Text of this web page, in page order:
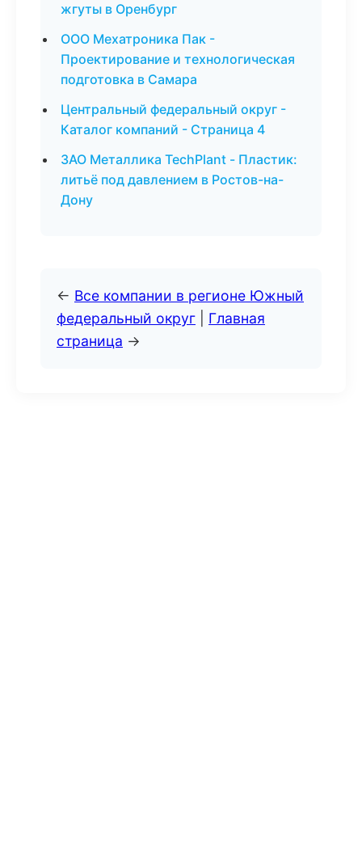
жгуты в Оренбург
ООО Мехатроника Пак -
Проектирование и технологическая
подготовка в Самара
Центральный федеральный округ -
Каталог компаний - Страница 4
ЗАО Металлика TechPlant - Пластик:
литьё под давлением в Ростов-на-
Дону
← Все компании в регионе Южный
федеральный округ
Главная
страница →